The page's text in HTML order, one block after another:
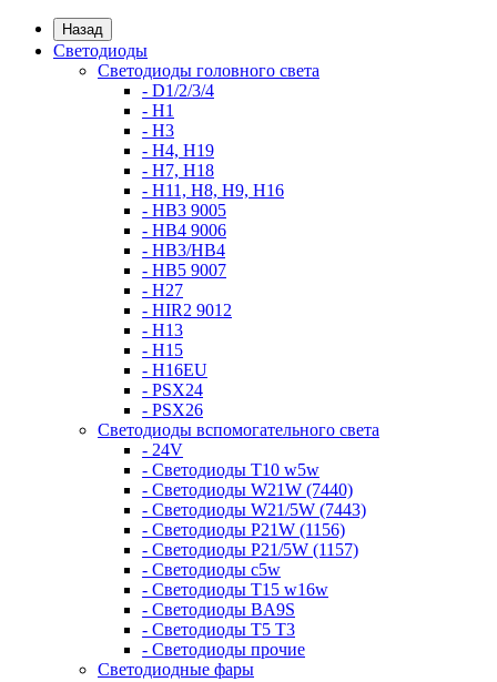
Назад
Светодиоды
Светодиоды головного света
- D1/2/3/4
- H1
- H3
- H4, H19
- H7, H18
- H11, H8, H9, H16
- HB3 9005
- HB4 9006
- HB3/HB4
- HB5 9007
- H27
- HIR2 9012
- H13
- H15
- H16EU
- PSX24
- PSX26
Светодиоды вспомогательного света
- 24V
- Светодиоды T10 w5w
- Светодиоды W21W (7440)
- Светодиоды W21/5W (7443)
- Светодиоды P21W (1156)
- Светодиоды P21/5W (1157)
- Светодиоды c5w
- Светодиоды T15 w16w
- Светодиоды BA9S
- Светодиоды T5 T3
- Светодиоды прочие
Светодиодные фары